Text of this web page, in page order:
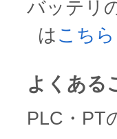
バッテリ
はこちら
よくある
PLC・PT